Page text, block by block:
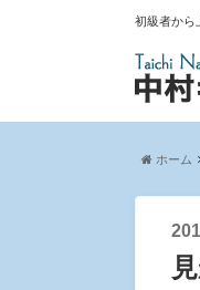
初級者から
ホーム